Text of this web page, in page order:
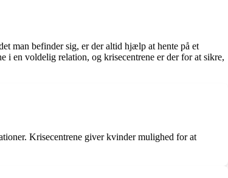
man befinder sig, er der altid hjælp at hente på et
i en voldelig relation, og krisecentrene er der for at sikre,
Krisecentrene giver kvinder mulighed for at